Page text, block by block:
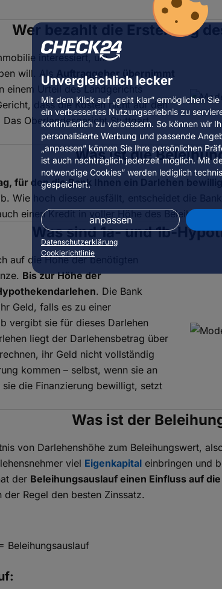
Unvergleichlich lecker
Mit dem Klick auf „geht klar” ermöglichen
ein verbessertes Nutzungserlebnis zu
kontinuierlich zu verbessern. So können wir
personalisierte Werbung und passende
„anpassen” können Sie Ihre persönlichen
ist auch nachträglich jederzeit möglich. Mit
notwendige Cookies” werden lediglich
gespeichert.
anpassen
Datenschutzerklärung
Cookierichtlinie
Wer bezahlt die Erstellung
interessiert, um
will. Als
Auftraggeber übernimmt
einem Urteil des Landgerichts
dass die Kosten nicht auf den
Oberlandesgericht Stuttgart
Was ist die
für den die Bank Ihnen ein Darlehen
Wie hoch dieser ausfällt, entscheidet die
einen Kredit in voller Höhe des
Was sind 1a- und 1b-
auf die Höhe der benötigten
Bis zur Höhe der
. Die Bank
Geld, falls es zu einer
vergibt sie für dieses Darlehen
liegt der Darlehensbetrag über
ihr Geld nicht vollständig
kommen – selbst, wenn sie an
die Finanzierung bewilligt, setzt
Was ist der
von Darlehenshöhe zum Beleihungswert,
viel Eigenkapital einbringen und
der Beleihungsauslauf einen Einfluss auf
Regel den besten Zinssatz.
Beleihungsauslauf